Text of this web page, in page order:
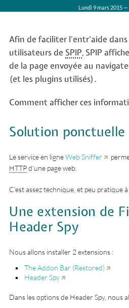
Lundi 9 mars 2015
Afin de faciliter l’entr’aide
utilisateurs de SPIP, SPIP
de la page envoyée au
(et les plugins utilisés).
Comment afficher ces
Solution
Le service en ligneWeb Sniffer
HTTPd’une page web.
C’est assez technique, et peu pratique
Une extension de
Header Spy
Nous allons installer 2 extensions :
The Addon Bar (Restored)
Header Spy
Dans les options de Header Spy, nous